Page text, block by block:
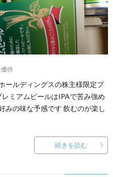
優待
ールディングスの株主様限定プ
ミアムビールはIPAで苦み強め
みの味な予感です 飲むのが楽し
続きを読む